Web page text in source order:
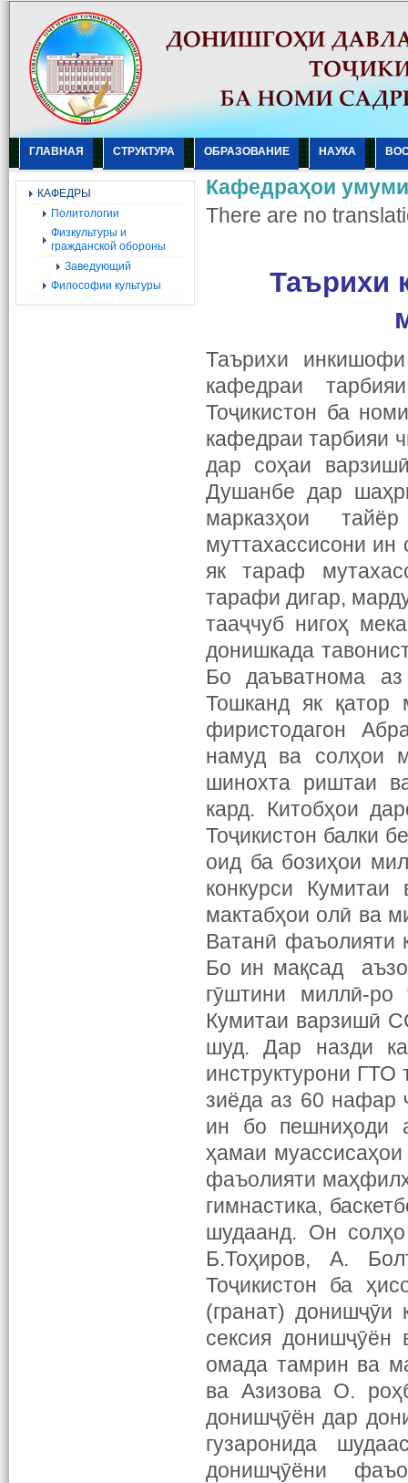
ГЛАВНАЯ СТРУКТУРА ОБРАЗОВАНИЕ НАУКА
КАФЕДРЫ
Политологии
Физкультуры и
гражданской обороны
Заведующий
Философии культуры
Кафедраҳои
There are no
Таърихи
Таърихи
кафедраи
Тоҷикистон ба
кафедраи тарбияи
дар соҳаи
Душанбе дар
марказҳои
муттахассисони
як тараф
тарафи дигар,
тааҷчуб нигоҳ
донишкада
Бо даъватнома
Тошканд як қатор
фиристодагон
намуд ва солҳои
шинохта риштаи
кард. Китобҳои
Тоҷикистон балки
оид ба бозиҳои
конкурси
мактабҳои олӣ ва
Ватанӣ фаъолияти
Бо ин мақсад
гӯштини миллӣ-
Кумитаи варзишӣ
шуд. Дар назди
инструктурони
зиёда аз 60 нафар
ин бо пешниҳоди
ҳамаи
фаъолияти
гимнастика,
шудаанд. Он
Б.Тоҳиров, А.
Тоҷикистон ба
(гранат)
сексия донишҷӯён
омада тамрин ва
ва Азизова О.
донишҷӯён дар
гузаронида
донишҷӯёни